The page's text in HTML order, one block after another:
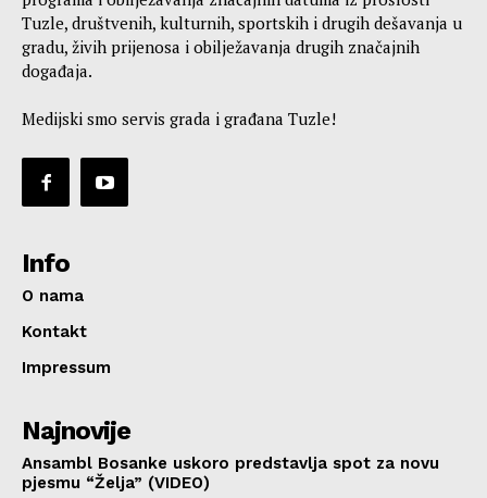
Tuzle, društvenih, kulturnih, sportskih i drugih dešavanja u
gradu, živih prijenosa i obilježavanja drugih značajnih
događaja.
Medijski smo servis grada i građana Tuzle!
Info
O nama
Kontakt
Impressum
Najnovije
Ansambl Bosanke uskoro predstavlja spot za novu
pjesmu “Želja” (VIDEO)